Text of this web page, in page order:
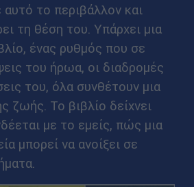
αυτό το περιβάλλον και
τη θέση του. Υπάρχει μια
ένας ρυθμός που σε
του ήρωα, οι διαδρομές
του, όλα συνθέτουν μια
ζωής. Το βιβλίο δείχνει
με το εμείς, πώς μια
μπορεί να ανοίξει σε